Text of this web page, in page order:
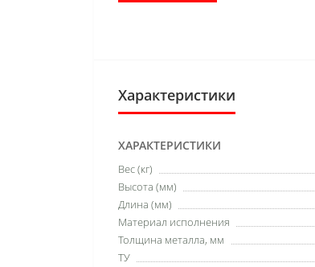
Характеристики
ХАРАКТЕРИСТИКИ
Вес (кг)
Высота (мм)
Длина (мм)
Материал исполнения
Толщина металла, мм
ТУ